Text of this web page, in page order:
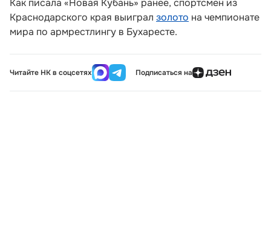
Как писала «Новая Кубань» ранее, спортсмен из
Краснодарского края выиграл золото на чемпионате
мира по армрестлингу в Бухаресте.
Читайте НК в соцсетях Подписаться на